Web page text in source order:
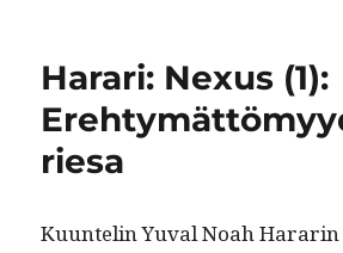
Harari: Nexus (1):
riesa
Kuun­telin Yuval Noah